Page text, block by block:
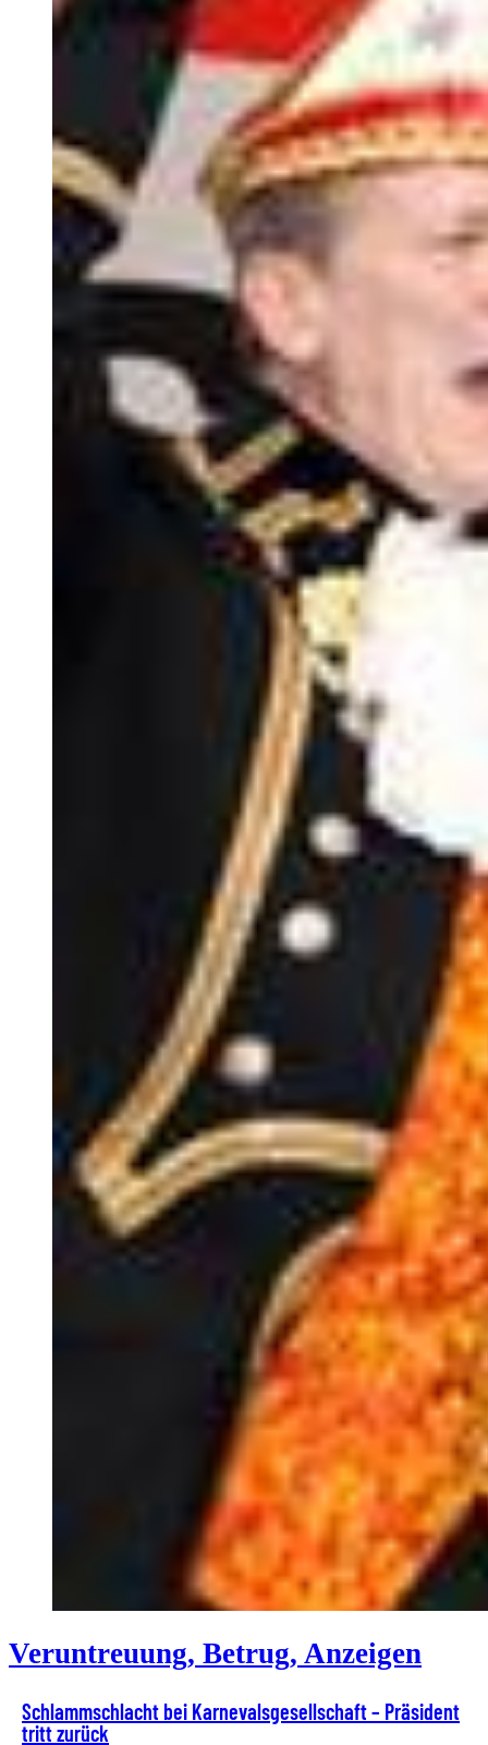
Veruntreuung, Betrug, Anzeigen
Schlammschlacht bei Karnevalsgesellschaft – Präsident
tritt zurück